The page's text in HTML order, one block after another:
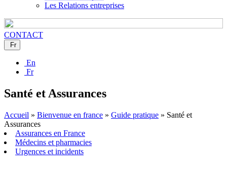
Les Relations entreprises
CONTACT
Fr
En
Fr
Santé et Assurances
Accueil » Bienvenue en france » Guide pratique » Santé et
Assurances
Assurances en France
Médecins et pharmacies
Urgences et incidents